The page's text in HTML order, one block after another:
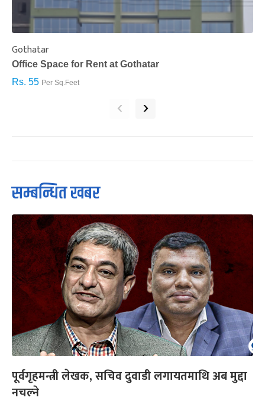
Gothatar
Office Space for Rent at Gothatar
Rs. 55 Per Sq.Feet
‹ ›
सम्बन्धित खबर
पूर्वगृहमन्त्री लेखक, सचिव दुवाडी लगायतमाथि अब मुद्दा
नचल्ने